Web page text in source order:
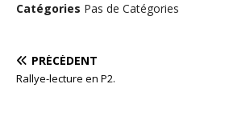
Catégories Pas de Catégories
PRÉCÉDENT
Rallye-lecture en P2.